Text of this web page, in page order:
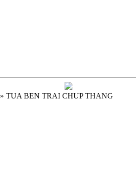
» TUA BEN TRAI CHUP THANG